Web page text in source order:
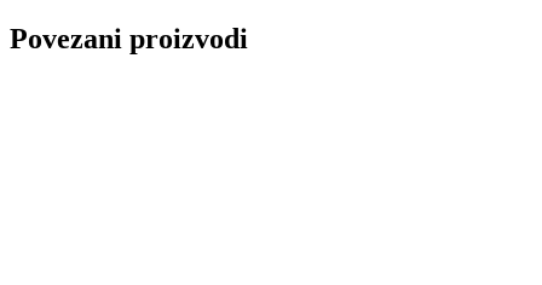
Povezani proizvodi